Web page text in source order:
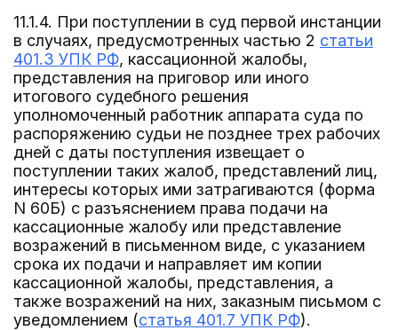
11.1.4. При поступлении в суд первой инстанции
в случаях, предусмотренных частью 2 статьи
401.3 УПК РФ, кассационной жалобы,
представления на приговор или иного
итогового судебного решения
уполномоченный работник аппарата суда по
распоряжению судьи не позднее трех рабочих
дней с даты поступления извещает о
поступлении таких жалоб, представлений лиц,
интересы которых ими затрагиваются (форма
N 60Б) с разъяснением права подачи на
кассационные жалобу или представление
возражений в письменном виде, с указанием
срока их подачи и направляет им копии
кассационной жалобы, представления, а
также возражений на них, заказным письмом с
уведомлением (статья 401.7 УПК РФ).